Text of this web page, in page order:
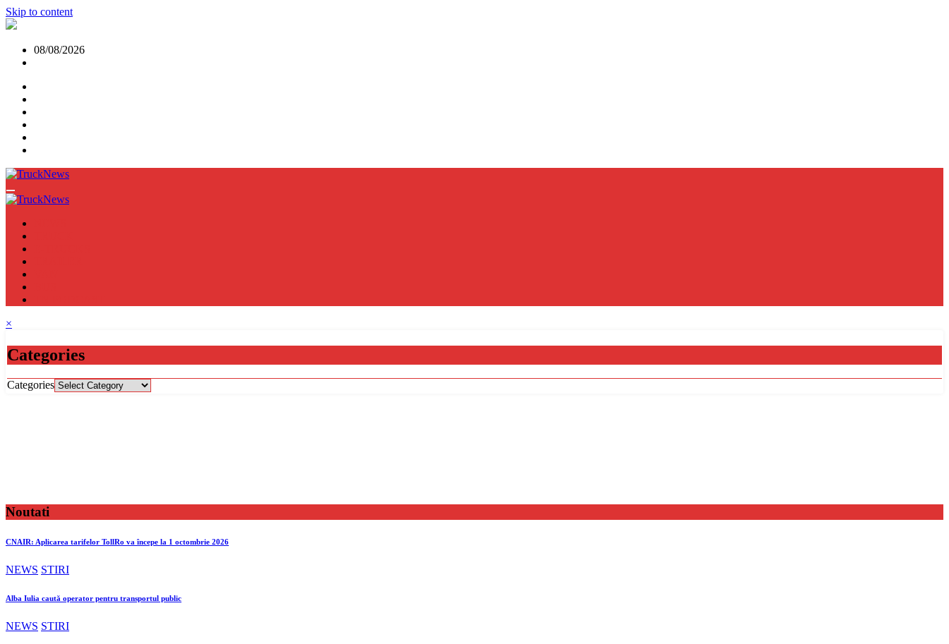
Skip to content
08/08/2026
×
Categories
Categories
Noutati
CNAIR: Aplicarea tarifelor TollRo va începe la 1 octombrie 2026
NEWS STIRI
Alba Iulia caută operator pentru transportul public
NEWS STIRI